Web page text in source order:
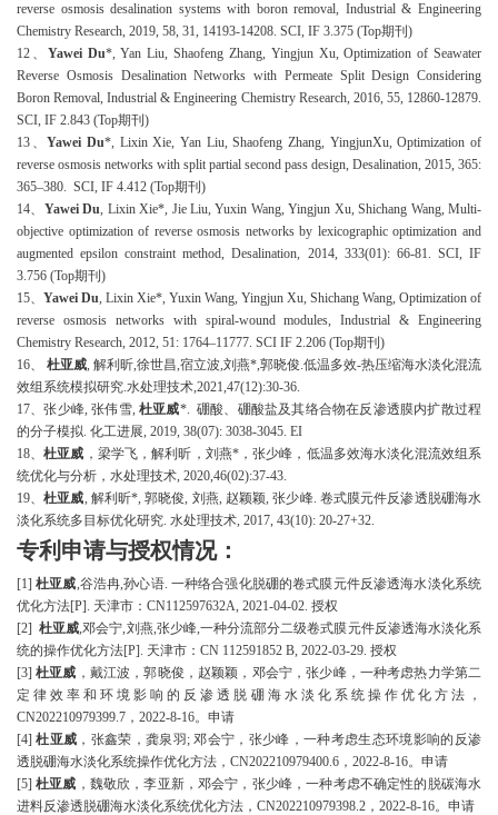
reverse osmosis desalination systems with boron removal, Industrial & Engineering
Chemistry Research, 2019, 58, 31, 14193-14208. SCI, IF 3.375 (Top期刊)
12 、 Yawei Du*, Yan Liu, Shaofeng Zhang, Yingjun Xu, Optimization of Seawater
Reverse Osmosis Desalination Networks with Permeate Split Design Considering
Boron Removal, Industrial & Engineering Chemistry Research, 2016, 55, 12860-12879.
SCI, IF 2.843 (Top期刊)
13 、Yawei Du*, Lixin Xie, Yan Liu, Shaofeng Zhang, YingjunXu, Optimization of
reverse osmosis networks with split partial second pass design, Desalination, 2015, 365:
365–380. SCI, IF 4.412 (Top期刊)
14、 Yawei Du, Lixin Xie*, Jie Liu, Yuxin Wang, Yingjun Xu, Shichang Wang, Multi-
objective optimization of reverse osmosis networks by lexicographic optimization and
augmented epsilon constraint method, Desalination, 2014, 333(01): 66-81. SCI, IF
3.756 (Top期刊)
15、 Yawei Du, Lixin Xie*, Yuxin Wang, Yingjun Xu, Shichang Wang, Optimization of
reverse osmosis networks with spiral-wound modules, Industrial & Engineering
Chemistry Research, 2012, 51: 1764–11777. SCI IF 2.206 (Top期刊)
16、 杜亚威, 解利昕,徐世昌,宿立波,刘燕*,郭晓俊.低温多效-热压缩海水淡化混流
效组系统模拟研究.水处理技术,2021,47(12):30-36.
17、张少峰, 张伟雪, 杜亚威*. 硼酸、硼酸盐及其络合物在反渗透膜内扩散过程
的分子模拟. 化工进展, 2019, 38(07): 3038-3045. EI
18、杜亚威 ，梁学飞，解利昕，刘燕*，张少峰，低温多效海水淡化混流效组系
统优化与分析，水处理技术, 2020,46(02):37-43.
19、杜亚威, 解利昕*, 郭晓俊, 刘燕, 赵颖颖, 张少峰. 卷式膜元件反渗透脱硼海水
淡化系统多目标优化研究. 水处理技术, 2017, 43(10): 20-27+32.
专利申请与授权情况：
[1]杜亚威,谷浩冉,孙心语. 一种络合强化脱硼的卷式膜元件反渗透海水淡化系统
优化方法[P]. 天津市：CN112597632A, 2021-04-02. 授权
[2]杜亚威,邓会宁,刘燕,张少峰,一种分流部分二级卷式膜元件反渗透海水淡化系
统的操作优化方法[P]. 天津市：CN 112591852 B, 2022-03-29. 授权
[3]杜亚威 ，戴江波，郭晓俊，赵颖颖，邓会宁，张少峰，一种考虑热力学第二
定律效率和环境影响的反渗透脱硼海水淡化系统操作优化方法，
CN202210979399.7，2022-8-16。申请
[4]杜亚威 ，张鑫荣，龚泉羽 ; 邓会宁，张少峰，一种考虑生态环境影响的反渗
透脱硼海水淡化系统操作优化方法，CN202210979400.6，2022-8-16。申请
[5]杜亚威 ，魏敬欣，李亚新，邓会宁，张少峰，一种考虑不确定性的脱碳海水
进料反渗透脱硼海水淡化系统优化方法， CN202210979398.2，2022-8-16。申请